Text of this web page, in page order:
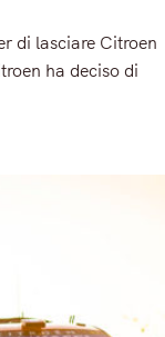
di lasciare Citroen
ha deciso di